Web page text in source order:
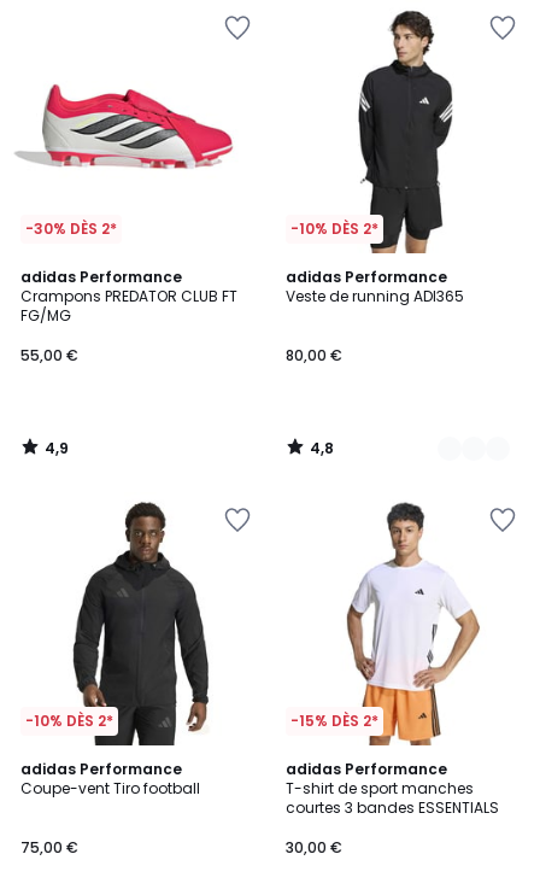
-30% DÈS 2*
adidas Performance
Crampons PREDATOR CLUB FT
FG/MG
55,00 €
4,9
/ 5
4,9
/
-10% DÈS 2*
adidas Performance
Veste de running ADI365
80,00 €
4,8
/ 5
2
Couleurs
4,8
/
-10% DÈS 2*
adidas Performance
Coupe-vent Tiro football
75,00 €
4,7
/ 5
-15% DÈS 2*
adidas Performance
T-shirt de sport manches
courtes 3 bandes ESSENTIALS
30,00 €
4,8
/ 5
2
Couleurs